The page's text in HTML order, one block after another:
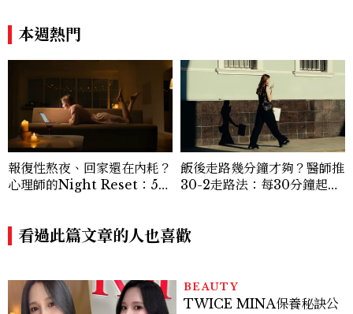
讓敵人成為朋友。」
本週熱門
報復性熬夜、回家還在內耗？
心理師的Night Reset：5個
飯後走路幾分鐘才夠？醫師推
30-2走路法：每30分鐘起身
看過此篇文章的人也喜歡
BEAUTY
TWICE MINA保養秘訣公